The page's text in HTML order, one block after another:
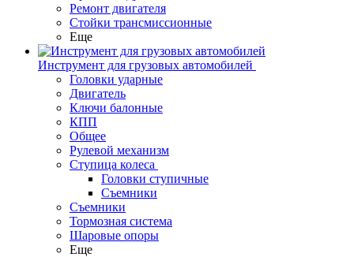
Ремонт двигателя
Стойки трансмиссионные
Еще
Инструмент для грузовых автомобилей
Головки ударные
Двигатель
Ключи балонные
КПП
Общее
Рулевой механизм
Ступица колеса
Головки ступичные
Съемники
Съемники
Тормозная система
Шаровые опоры
Еще